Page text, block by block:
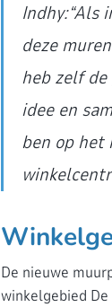
Indhy:“Als
deze
heb zelf
idee en
ben op het
De nieuwe
winkelgebied